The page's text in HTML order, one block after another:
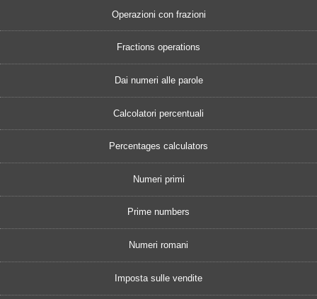
Operazioni con frazioni
Fractions operations
Dai numeri alle parole
Calcolatori percentuali
Percentages calculators
Numeri primi
Prime numbers
Numeri romani
Imposta sulle vendite